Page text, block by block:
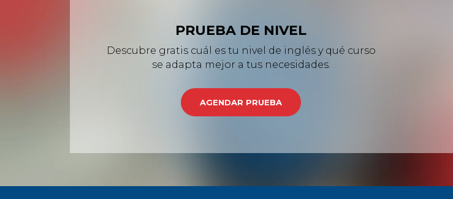
PRUEBA DE NIVEL
Descubre gratis cuál es tu nivel de inglés y qué curso
se adapta mejor a tus necesidades.
AGENDAR PRUEBA